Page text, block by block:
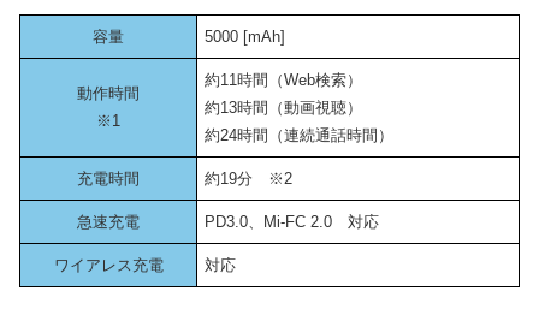
容量 5000 [mAh]
動作時間
※1
約11時間（Web検索）
約13時間（動画視聴）
約24時間（連続通話時間）
充電時間 約19分 ※2
急速充電 PD3.0、Mi-FC 2.0 対応
ワイアレス充電 対応